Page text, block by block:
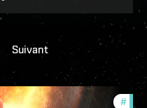
Suivant
#